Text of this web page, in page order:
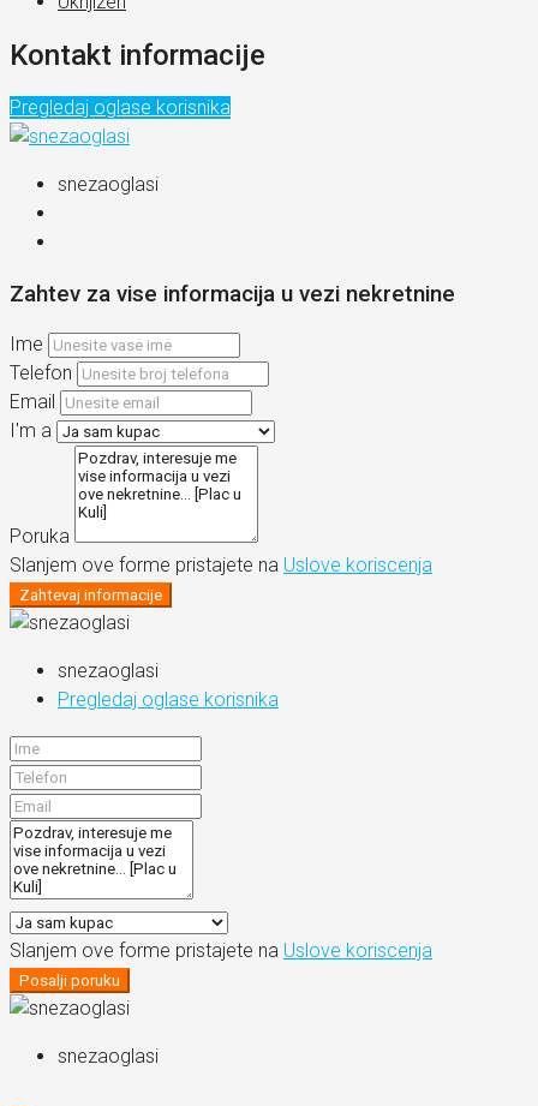
Kontakt informacije
Pregledaj oglase korisnika
snezaoglasi
Zahtev za vise informacija u vezi nekretnine
Ime
Telefon
Email
I'm a
Poruka
Slanjem ove forme pristajete na Uslove koriscenja
Zahtevaj informacije
snezaoglasi
Pregledaj oglase korisnika
Slanjem ove forme pristajete na Uslove koriscenja
Posalji poruku
snezaoglasi